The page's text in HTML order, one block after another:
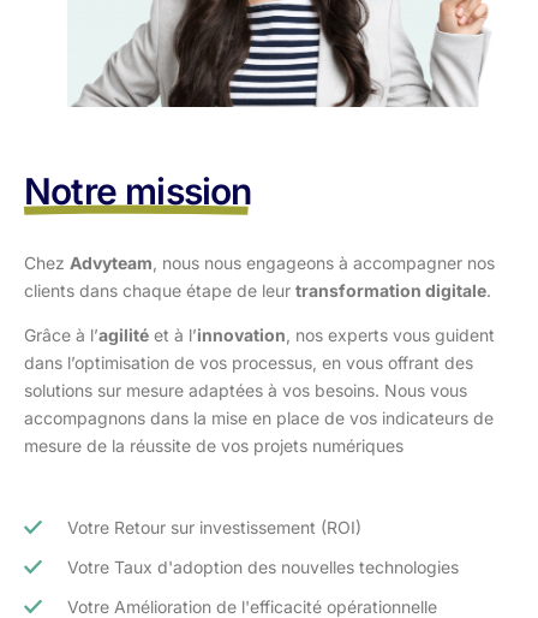
Notre mission
Chez Advyteam , nous nous engageons à accompagner nos
clients dans chaque étape de leur transformation digitale.
Grâce à l’agilité et à l’innovation , nos experts vous guident
dans l’optimisation de vos processus, en vous offrant des
solutions sur mesure adaptées à vos besoins. Nous vous
accompagnons dans la mise en place de vos indicateurs de
mesure de la réussite de vos projets numériques
Votre Retour sur investissement (ROI)
Votre Taux d'adoption des nouvelles technologies
Votre Amélioration de l'efficacité opérationnelle